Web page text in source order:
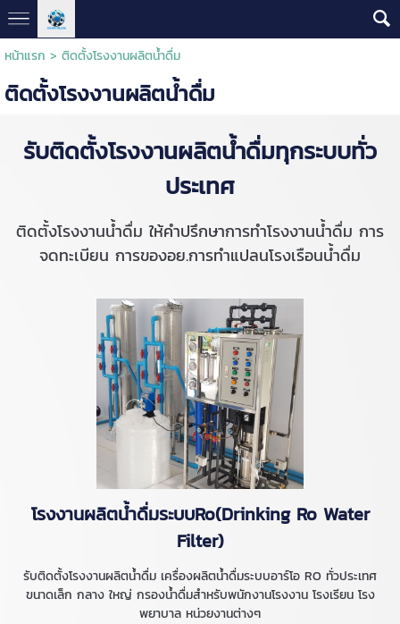
หน้าแรก > ติดตั้งโรงงานผลิตน้ำดื่ม
ติดตั้งโรงงานผลิตน้ำดื่ม
รับติดตั้งโรงงานผลิตน้ำดื่มทุกระบบทั่ว
ประเทศ
ติดตั้งโรงงานน้ำดื่ม ให้คำปรึกษาการทำโรงงานน้ำดื่ม การ
จดทะเบียน การของอย.การทำแปลนโรงเรือนน้ำดื่ม
โรงงานผลิตน้ำดื่มระบบRo(Drinking Ro Water
Filter)
รับติดตั้งโรงงานผลิตน้ำดื่ม เครื่องผลิตน้ำดื่มระบบอาร์โอ RO ทั่วประเทศ
ขนาดเล็ก กลาง ใหญ่ กรองน้ำดื่มสำหรับพนักงานโรงงาน โรงเรียน โรง
พยาบาล หน่วยงานต่างๆ